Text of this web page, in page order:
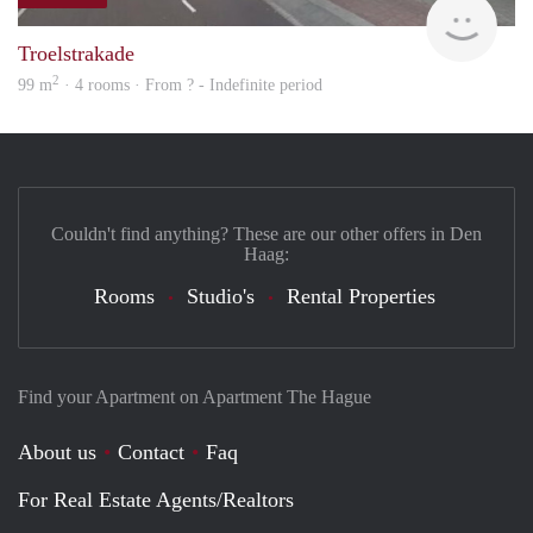
Troelstrakade
99 m2 · 4 rooms · From ? - Indefinite period
Find your Apartment on Apartment The Hague
About us Contact
Faq
For Real Estate Agents/Realtors
Couldn't find anything? These are our other offers in Den
Haag:
Rooms Studio's Rental Properties